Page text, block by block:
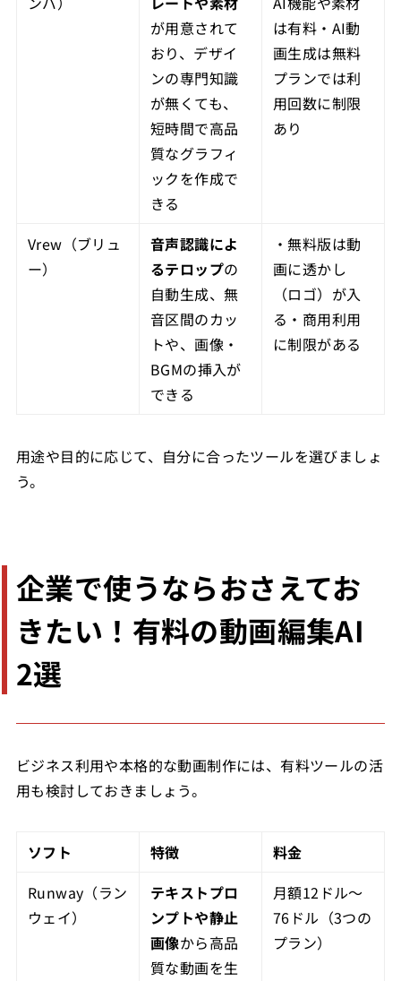
が用意されて
おり、デザイ
ンの専門知識
が無くても、
短時間で高品
質なグラフィ
ックを作成で
きる
は有料・AI動
画生成は無料
プランでは利
用回数に制限
あり
Vrew（ブリュ
ー）
音声認識によ
るテロップの
自動生成、無
音区間のカッ
トや、画像・
BGMの挿入が
できる
・無料版は動
画に透かし
（ロゴ）が入
る・商用利用
に制限がある
用途や目的に応じて、自分に合ったツールを選びましょ
う。
企業で使うならおさえてお
きたい！有料の動画編集AI
2選
ビジネス利用や本格的な動画制作には、有料ツールの活
用も検討しておきましょう。
ソフト 特徴
料金
Runway（ラン
ウェイ）
テキストプロ
ンプトや静止
画像から高品
質な動画を生
月額12ドル～
76ドル（3つの
プラン）